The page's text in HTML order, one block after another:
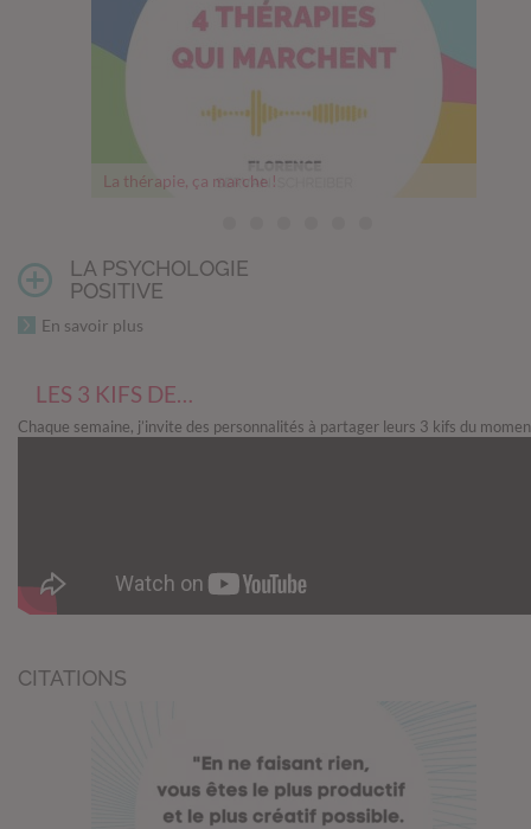
La thérapie, ça marche !
Thérapie, comment franchir le pas
Mesurer son bonheur
Un cerveau en pleine forme
Comment les relations nourrissent notre cerveau
Les 5 objectifs philosophiques du Memento mori
Questions avant un abandon
LA PSYCHOLOGIE
POSITIVE
En savoir plus
LES 3 KIFS DE…
Chaque semaine, j’invite des personnalités à partager leurs 3 kifs du
CITATIONS